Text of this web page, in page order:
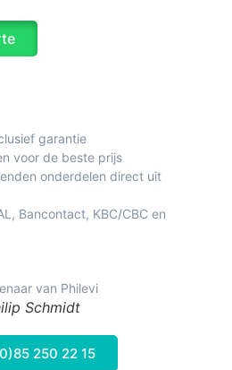
garantie
voor de beste prijs
onderdelen direct uit
Bancontact, KBC/CBC en
Schmidt
250 22 15